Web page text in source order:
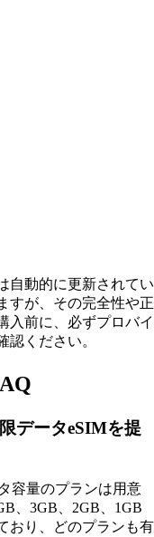
自動的に更新されてい
すが、その完全性や正
入前に、必ずプロバイ
認ください。
データeSIMを提
容量のプランは用意
、3GB、2GB、1GB
おり、どのプランも有